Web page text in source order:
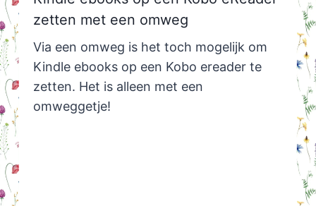
zetten met een omweg
Via een omweg is het toch mogelijk om
Kindle ebooks op een Kobo ereader te
zetten. Het is alleen met een
omweggetje!